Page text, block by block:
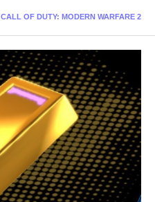
CALL OF DUTY: MODERN WARFARE 2